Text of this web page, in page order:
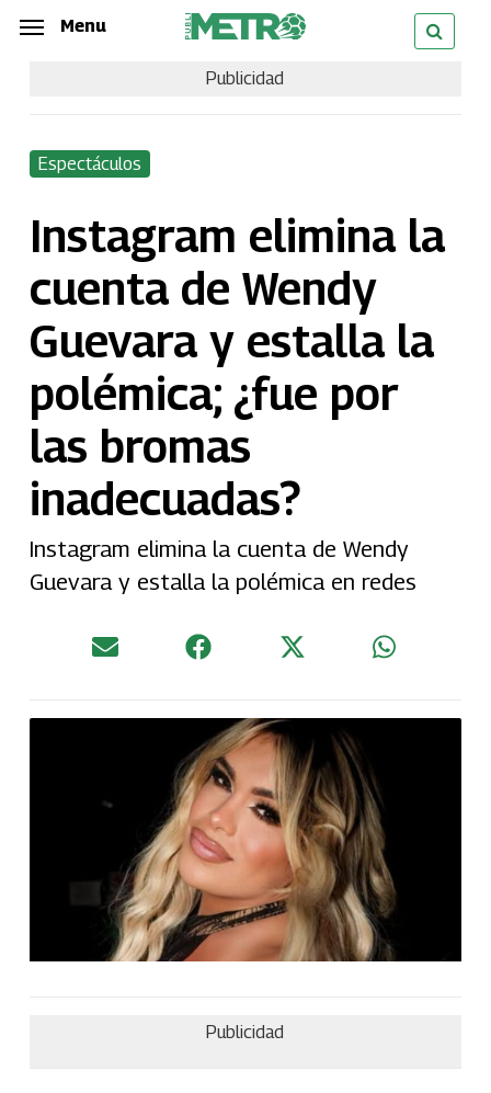
Skip
content
Menu
Publicidad
Espectáculos
Instagram elimina la
cuenta de Wendy
Guevara y estalla la
polémica; ¿fue por
las bromas
inadecuadas?
Instagram elimina la cuenta de Wendy
Guevara y estalla la polémica en redes
Publicidad
Menu